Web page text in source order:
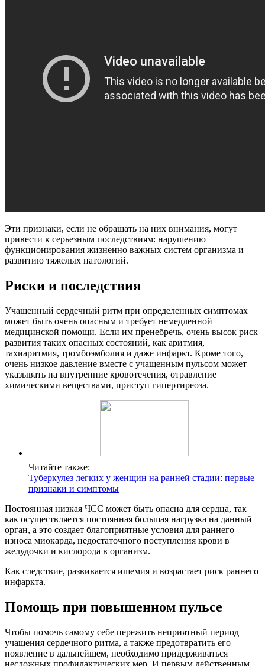
Эти признаки, если не обращать на них внимания, могут
привести к серьезным последствиям: нарушению
функционирования жизненно важных систем организма и
развитию тяжелых патологий.
Риски и последствия
Учащенный сердечный ритм при определенных симптомах
может быть очень опасным и требует немедленной
медицинской помощи. Если им пренебречь, очень высок риск
развития таких опасных состояний, как аритмия,
тахиаритмия, тромбоэмболия и даже инфаркт. Кроме того,
очень низкое давление вместе с учащенным пульсом может
указывать на внутренние кровотечения, отравление
химическими веществами, приступ гипертиреоза.
Читайте также:
Туберкулез легких у женщин на ранней стадии: первые
признаки и симптомы
Постоянная низкая ЧСС может быть опасна для сердца, так
как осуществляется постоянная большая нагрузка на данный
орган, а это создает благоприятные условия для раннего
износа миокарда, недостаточного поступления крови в
желудочки и кислорода в организм.
Как следствие, развивается ишемия и возрастает риск раннего
инфаркта.
Помощь при повышенном пульсе
Чтобы помочь самому себе пережить неприятный период
учащения сердечного ритма, а также предотвратить его
появление в дальнейшем, необходимо придерживаться
несложных профилактических мер. И первым действенным